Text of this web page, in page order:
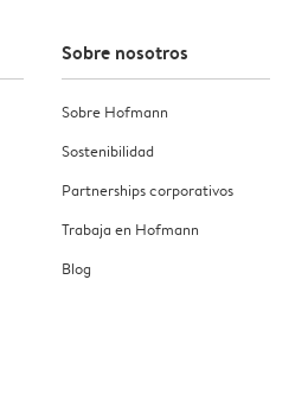
Sobre nosotros
Sobre Hofmann
Sostenibilidad
Partnerships corporativos
Trabaja en Hofmann
Blog